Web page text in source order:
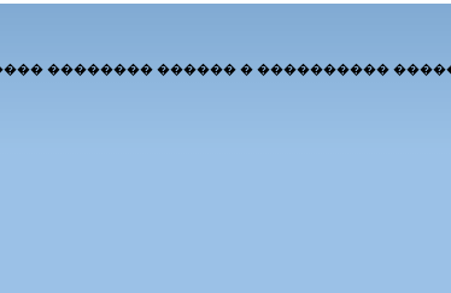
�������� ������ � ����������